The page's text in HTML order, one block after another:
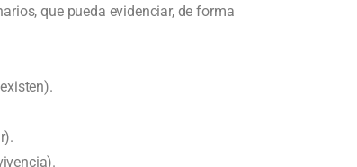
que pueda evidenciar, de forma